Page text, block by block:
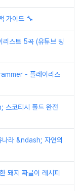
가이드 🔧
스트 5곡 (유튜브 링
- 플레이리스
코티시 폴드 완전
나라 &ndash; 자연의
돼지 짜글이 레시피